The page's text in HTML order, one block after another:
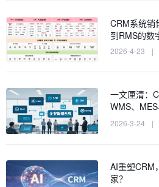
CRM系统销
到RMS的数
2026-4-23 |
一文厘清：
WMS、
2026-3-24 |
AI重塑CRM
家？